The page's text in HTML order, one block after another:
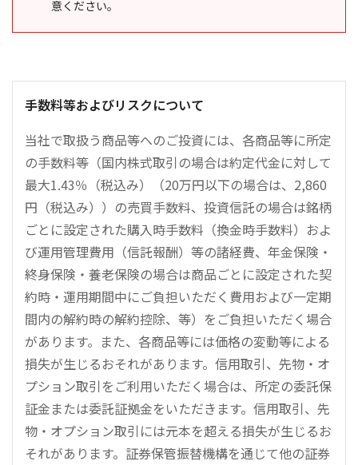
意ください。
手数料等およびリスクについて
当社で取扱う商品等へのご投資には、各商品等に所定
の手数料等（国内株式取引の場合は約定代金に対して
最大1.43％（税込み）（20万円以下の場合は、2,860
円（税込み））の売買手数料、投資信託の場合は銘柄
ごとに設定された購入時手数料（換金時手数料）およ
び運用管理費用（信託報酬）等の諸経費、年金保険・
終身保険・養老保険の場合は商品ごとに設定された契
約時・運用期間中にご負担いただく費用および一定期
間内の解約時の解約控除、等）をご負担いただく場合
があります。また、各商品等には価格の変動等による
損失が生じるおそれがあります。信用取引、先物・オ
プション取引をご利用いただく場合は、所定の委託保
証金または委託証拠金をいただきます。信用取引、先
物・オプション取引には元本を超える損失が生じるお
それがあります。証券保管振替機構を通じて他の証券